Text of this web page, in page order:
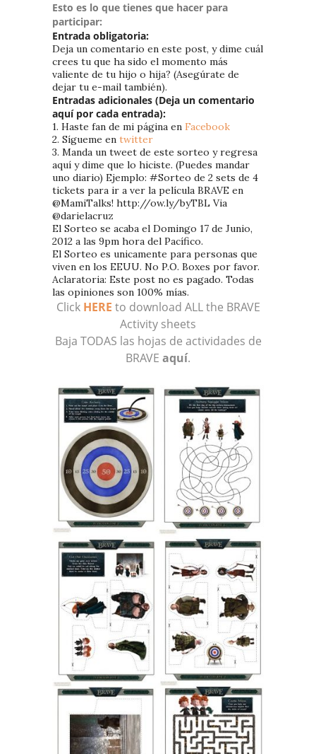
Esto es lo que tienes que hacer para
participar:
Entrada obligatoria:
Deja un comentario en este post, y dime cuál
crees tu que ha sido el momento más
valiente de tu hijo o hija? (Asegúrate de
dejar tu e-mail también).
Entradas adicionales (Deja un comentario
aquí por cada entrada):
1. Haste fan de mi página en Facebook
2. Sígueme en twitter
3. Manda un tweet de este sorteo y regresa
aquí y dime que lo hiciste. (Puedes mandar
uno diario) Ejemplo: #Sorteo de 2 sets de 4
tickets para ir a ver la película BRAVE en
@MamiTalks! http://ow.ly/byTBL Via
@darielacruz
El Sorteo se acaba el Domingo 17 de Junio,
2012 a las 9pm hora del Pacífico.
El Sorteo es unicamente para personas que
viven en los EEUU. No P.O. Boxes por favor.
Aclaratoria: Este post no es pagado. Todas
las opiniones son 100% mías.
Click HERE to download ALL the BRAVE
Activity sheets
Baja TODAS las hojas de actividades de
BRAVE aquí.